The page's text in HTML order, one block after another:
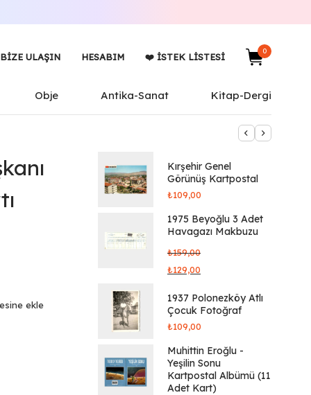
BIZE ULAŞIN HESABIM ❤️ İSTEK LISTESI
0
Obje Antika-Sanat Kitap-Dergi
ekle
Kırşehir Genel
Görünüş Kartpostal
₺109,00
1975 Beyoğlu 3 Adet
Havagazı Makbuzu
₺159,00
₺129,00
1937 Polonezköy Atlı
Çocuk Fotoğraf
₺109,00
Muhittin Eroğlu -
Yeşilin Sonu
Kartpostal Albümü (11
Adet Kart)